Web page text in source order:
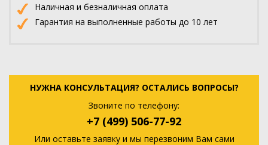
Наличная и безналичная оплата
Гарантия на выполненные работы до 10 лет
НУЖНА КОНСУЛЬТАЦИЯ? ОСТАЛИСЬ ВОПРОСЫ?
Звоните по телефону:
+7 (499) 506-77-92
Или оставьте заявку и мы перезвоним Вам сами